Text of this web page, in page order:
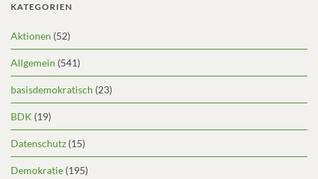
KATEGORIEN
Aktionen (52)
Allgemein (541)
basisdemokratisch (23)
BDK (19)
Datenschutz (15)
Demokratie (195)